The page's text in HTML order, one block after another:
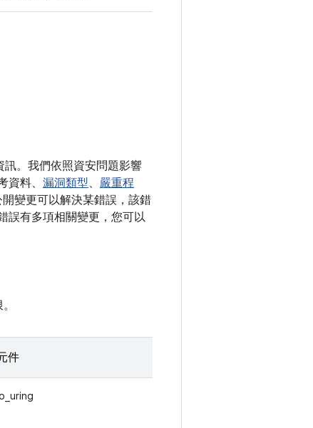
。我們依照資安問題影響
料、 漏洞類型、 嚴重程
變更可以解決某錯誤，該錯
誤有多項相關變更，您可以
件